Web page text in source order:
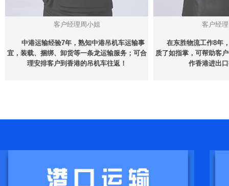
客户经理周小姐
中港运输经验7年，熟知中港吊机车运输事
宜，装载、捆绑、卸货等一条龙运输服务；可合
理安排客户到香港的吊机车往返！
客户经
在东胜物流工作8年
质了如指掌，可帮助客
作香港进出